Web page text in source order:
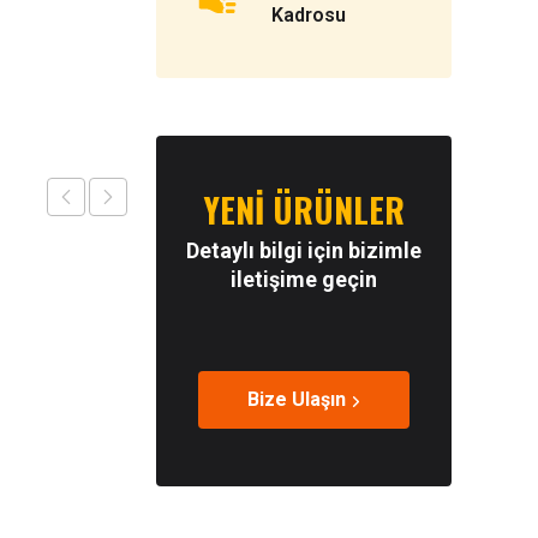
Kadrosu
YENİ ÜRÜNLER
Detaylı bilgi için bizimle
iletişime geçin
Bize Ulaşın